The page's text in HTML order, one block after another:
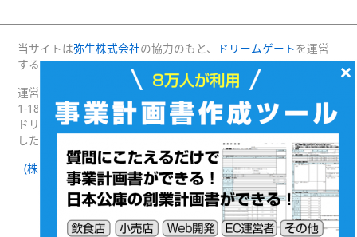
当サイトは弥生株式会社の協力のもと、 ドリームゲートを運営
する(株)プロジェクトニッポンが運営・管理しています。
運営：(株)プロジェクトニッポン 〒160-0004 東京都新宿区四谷
1-18 綿半野原ビル別館8階
ドリームゲートは経済産業省の後援を受けて2003年4月に発足
した日本最大級の起業支援プラットフォームです。
(株)プロジェクトニッポン 会社概要 ｜ ドリームゲートとは｜
ドリームゲート公式SNSFacebook
Twitter
(c) DREAMGATE PROJECT. ALL RIGHTS RESERVED.
×